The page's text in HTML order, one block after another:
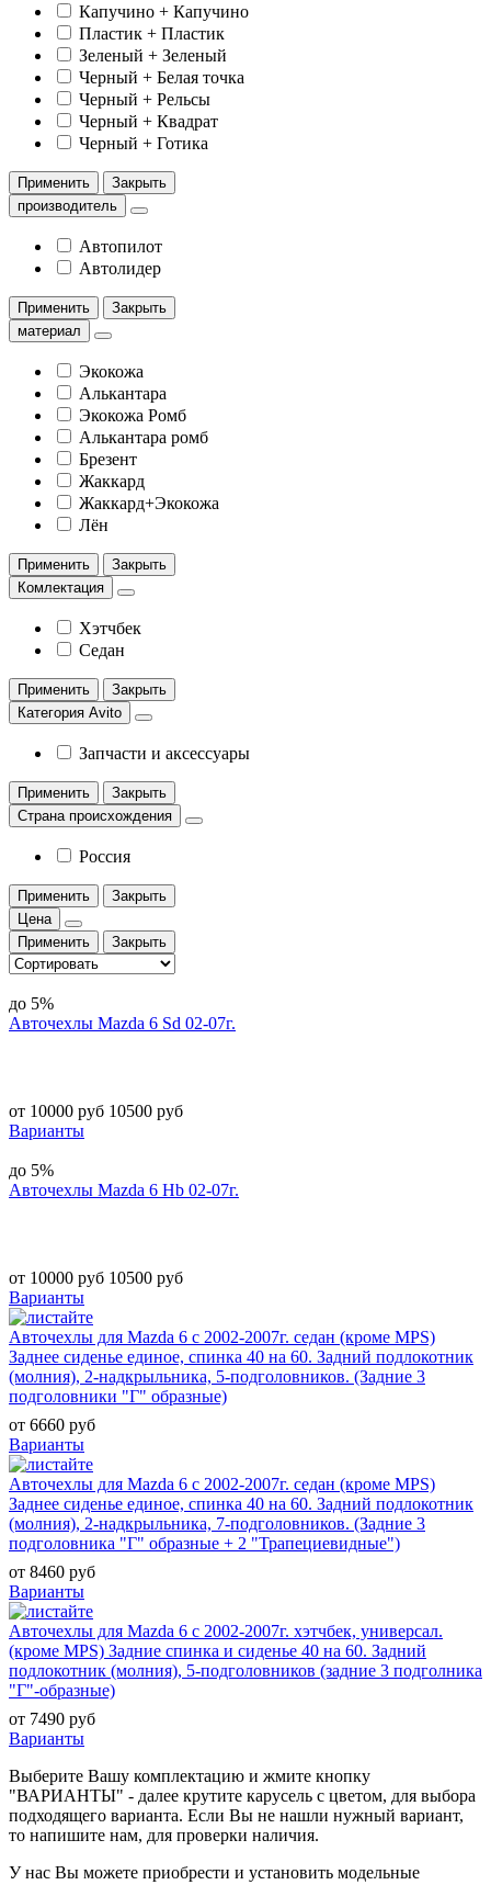
Капучино + Капучино
Пластик + Пластик
Зеленый + Зеленый
Черный + Белая точка
Черный + Рельсы
Черный + Квадрат
Черный + Готика
Применить
Закрыть
производитель
Автопилот
Автолидер
Применить
Закрыть
материал
Экокожа
Алькантара
Экокожа Ромб
Алькантара ромб
Брезент
Жаккард
Жаккард+Экокожа
Лён
Применить
Закрыть
Комлектация
Хэтчбек
Седан
Применить
Закрыть
Категория Avito
Запчасти и аксессуары
Применить
Закрыть
Страна происхождения
Россия
Применить
Закрыть
Цена
Применить
Закрыть
до 5%
Авточехлы Mazda 6 Sd 02-07г.
от 10000 руб 10500 руб
Варианты
до 5%
Авточехлы Mazda 6 Hb 02-07г.
от 10000 руб 10500 руб
Варианты
Авточехлы для Mazda 6 с 2002-2007г. седан (кроме MPS)
Заднее сиденье единое, спинка 40 на 60. Задний подлокотник
(молния), 2-надкрыльника, 5-подголовников. (Задние 3
подголовники "Г" образные)
от 6660 руб
Варианты
Авточехлы для Mazda 6 с 2002-2007г. седан (кроме MPS)
Заднее сиденье единое, спинка 40 на 60. Задний подлокотник
(молния), 2-надкрыльника, 7-подголовников. (Задние 3
подголовника "Г" образные + 2 "Трапециевидные")
от 8460 руб
Варианты
Авточехлы для Mazda 6 с 2002-2007г. хэтчбек, универсал.
(кроме MPS) Задние спинка и сиденье 40 на 60. Задний
подлокотник (молния), 5-подголовников (задние 3 подголника
"Г"-образные)
от 7490 руб
Варианты
Выберите Вашу комплектацию и жмите кнопку
"ВАРИАНТЫ" - далее крутите карусель с цветом, для выбора
подходящего варианта. Если Вы не нашли нужный вариант,
то напишите нам, для проверки наличия.
У нас Вы можете приобрести и установить модельные